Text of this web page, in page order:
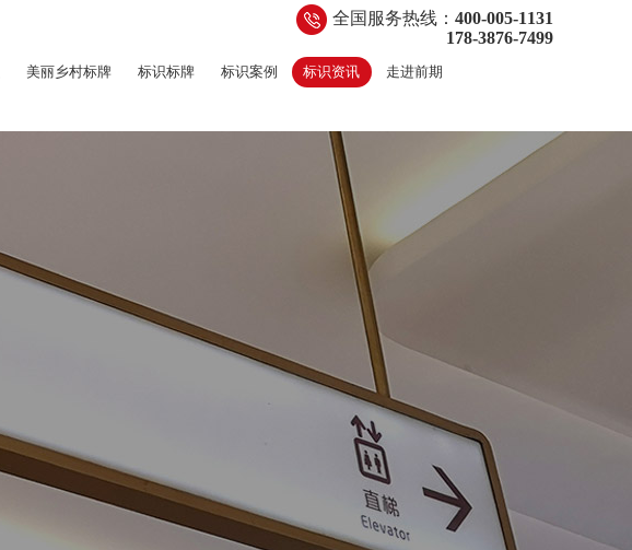
全国服务热线： 400-005-1131
178-3876-7499
美丽乡村标牌 标识标牌 标识案例 标识资讯 走进前期